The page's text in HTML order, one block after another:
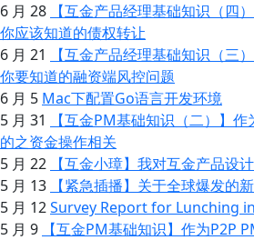
6 月 28
【互金产品经理基础知识（四
你应该知道的债权转让
6 月 21
【互金产品经理基础知识（三
你要知道的融资端风控问题
6 月 5 Mac下配置Go语言开发环境
5 月 31
【互金PM基础知识（二）】
的之资金操作相关
5 月 22
【互金小璋】我对互金产品设
5 月 13
【紧急插播】关于全球爆发的
5 月 12Survey Report for Lunching
5 月 9
【互金PM基础知识】作为P2P